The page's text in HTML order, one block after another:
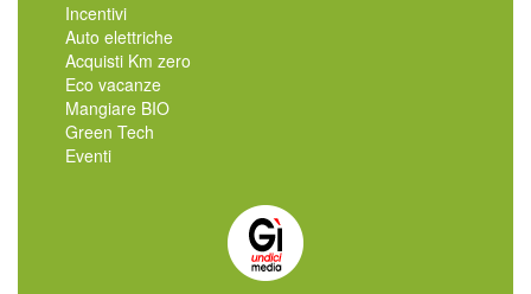
Incentivi
Auto elettriche
Acquisti Km zero
Eco vacanze
Mangiare BIO
Green Tech
Eventi